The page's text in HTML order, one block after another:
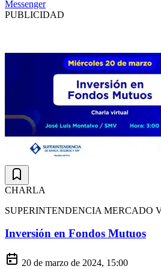
Messenger
PUBLICIDAD
CHARLA
SUPERINTENDENCIA MERCADO
Inversión en Fondos Mutuos
20 de marzo de 2024, 15:00